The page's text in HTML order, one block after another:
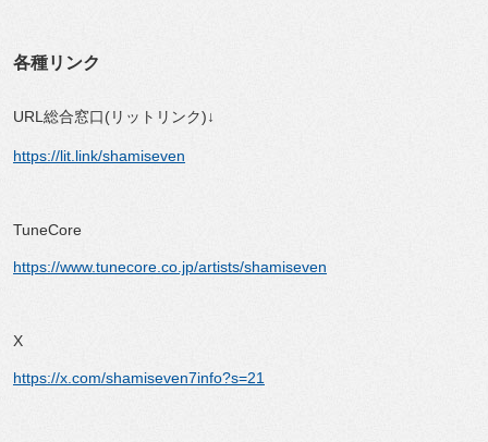
各種リンク
URL総合窓口(リットリンク)↓
https://lit.link/shamiseven
TuneCore
https://www.tunecore.co.jp/artists/shamiseven
X
https://x.com/shamiseven7info?s=21